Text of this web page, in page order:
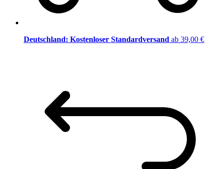
Deutschland: Kostenloser Standardversand ab 39,00 €